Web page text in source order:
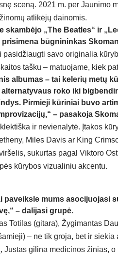
sceną. 2021 m. per Jaunimo
atlikėjų dainomis.
skambėjo „The Beatles“ ir
prisimena būgnininkas
savo originalia
tašku – matuojame, kiek
albumas – tai kelerių metų
roko iki
Pirmieji kūriniai buvo
– pasakoja
ir nevienalytė. Įtakos
Miles Davis ar King
sukurtas pagal Viktoro
kūrybos vizualiniu akcentu.
paveiksle mums asocijuojasi
– dalijasi grupė.
Totilas (gitara), Žygimantas
– ne tik groja, bet ir
Justas gilina medicinos žinias,